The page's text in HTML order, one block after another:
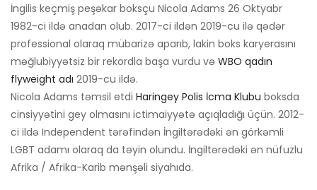
İngilis keçmiş peşəkar boksçu Nicola Adams 26 Oktyabr
1982-ci ildə anadan olub. 2017-ci ildən 2019-cu ilə qədər
professional olaraq mübarizə aparıb, lakin boks karyerasını
məğlubiyyətsiz bir rekordla başa vurdu və WBO qadın
flyweight adı 2019-cu ildə.
Nicola Adams təmsil etdi Haringey Polis İcma Klubu boksda
cinsiyyətini gey olmasını ictimaiyyətə açıqladığı üçün. 2012-
ci ildə Independent tərəfindən İngiltərədəki ən görkəmli
LGBT adamı olaraq da təyin olundu. İngiltərədəki ən nüfuzlu
Afrika / Afrika-Karib mənşəli siyahıda.